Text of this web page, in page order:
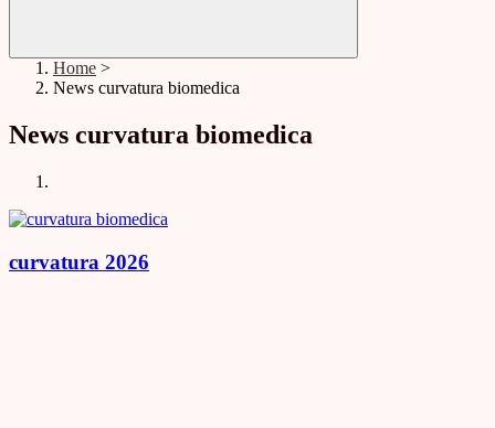
Home >
News curvatura biomedica
News curvatura biomedica
curvatura 2026